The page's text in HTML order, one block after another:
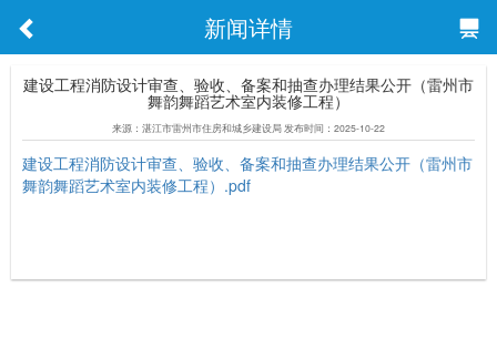
新闻详情
建设工程消防设计审查、验收、备案和抽查办理结果公开（雷州市
舞韵舞蹈艺术室内装修工程）
来源：湛江市雷州市住房和城乡建设局 发布时间：2025-10-22
建设工程消防设计审查、验收、备案和抽查办理结果公开（雷州市
舞韵舞蹈艺术室内装修工程）.pdf